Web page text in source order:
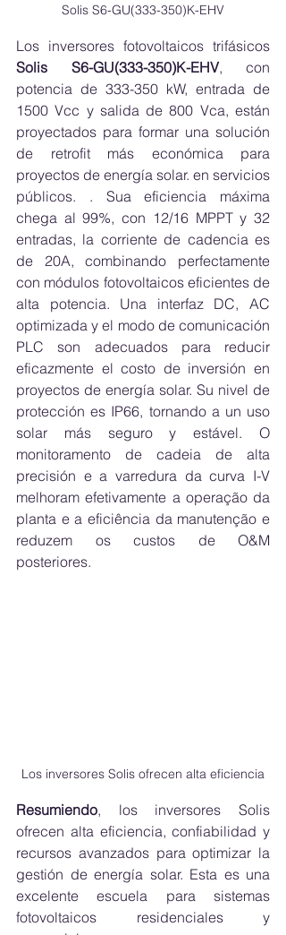
Solis S6-GU(333-350)K-EHV
Solis S6-GU(333-350)K-EHV, con
potencia de 333-350 kW, entrada de
1500 Vcc y salida de 800 Vca, están
proyectados para formar una solución
de retrofit más económica para
proyectos de energía solar. en servicios
públicos. . Sua eficiencia máxima
chega al 99%, con 12/16 MPPT y 32
entradas, la corriente de cadencia es
de 20A, combinando perfectamente
con módulos fotovoltaicos eficientes de
alta potencia. Una interfaz DC, AC
optimizada y el modo de comunicación
PLC son adecuados para reducir
eficazmente el costo de inversión en
proyectos de energía solar. Su nivel de
protección es IP66, tornando a un uso
solar más seguro y estável. O
monitoramento de cadeia de alta
precisión e a varredura da curva I-V
melhoram efetivamente a operação da
planta e a eficiência da manutenção e
reduzem os custos de O&M
posteriores.
Los inversores Solis ofrecen alta eficiencia
Resumiendo, los inversores Solis
ofrecen alta eficiencia, confiabilidad y
recursos avanzados para optimizar la
gestión de energía solar. Esta es una
excelente escuela para sistemas
fotovoltaicos residenciales y